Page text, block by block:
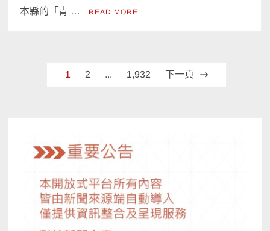
本縣的「青 … READ MORE
1 2 ... 1,932 下一頁